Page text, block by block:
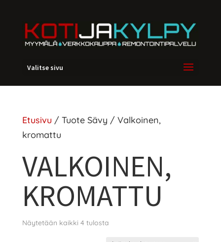
Valitse sivu
Etusivu / Tuote Sävy / Valkoinen,
kromattu
VALKOINEN,
KROMATTU
Näytetään kaikki 4 tulosta